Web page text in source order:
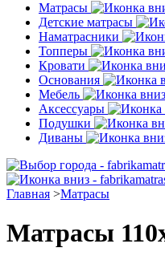
Матрасы
Детские матрасы
Наматрасники
Топперы
Кровати
Основания
Мебель
Аксессуары
Подушки
Диваны
Главная >Матрасы
Матрасы